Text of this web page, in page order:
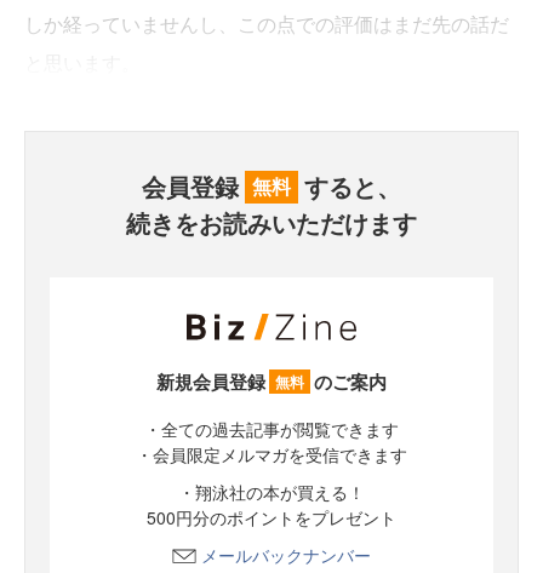
しか経っていませんし、この点での評価はまだ先の話だ
会員登録 無料 すると、
続きをお読みいただけます
新規会員登録 無料 のご案内
・全ての過去記事が閲覧できます
・会員限定メルマガを受信できます
・翔泳社の本が買える！
500円分のポイントをプレゼント
メールバックナンバー